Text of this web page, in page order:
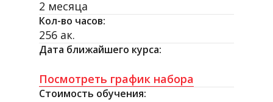
2 месяца
Кол-во часов:
256 ак.
Дата ближайшего курса:
Посмотреть график набора
Стоимость обучения: